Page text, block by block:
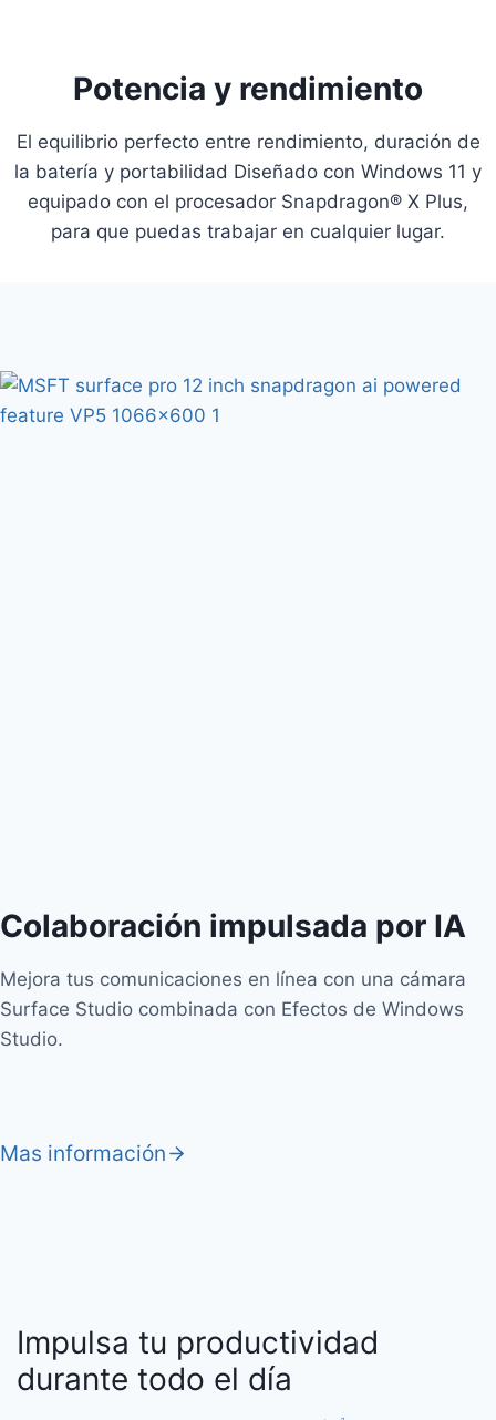
Potencia y rendimiento
El equilibrio perfecto entre rendimiento, duración de
la batería y portabilidad Diseñado con Windows 11 y
equipado con el procesador Snapdragon® X Plus,
para que puedas trabajar en cualquier lugar.
Colaboración impulsada por IA
Mejora tus comunicaciones en línea con una cámara
Surface Studio combinada con Efectos de Windows
Studio.
Mas información
Impulsa tu productividad
durante todo el día